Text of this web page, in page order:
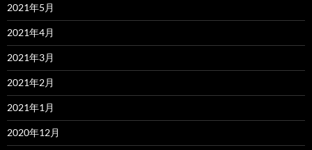
2021年5月
2021年4月
2021年3月
2021年2月
2021年1月
2020年12月